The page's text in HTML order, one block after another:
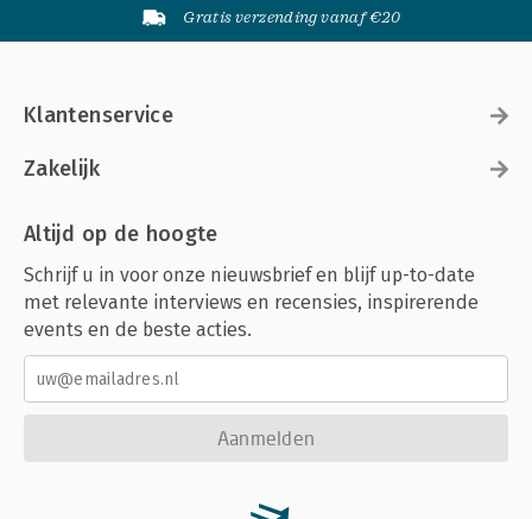
Gratis verzending vanaf €20
Klantenservice
Zakelijk
Altijd op de hoogte
Schrijf u in voor onze nieuwsbrief en blijf up-to-date
met relevante interviews en recensies, inspirerende
events en de beste acties.
Aanmelden